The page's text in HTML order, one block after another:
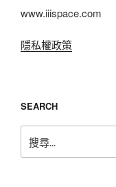
www.iiispace.com
隱私權政策
SEARCH
尋